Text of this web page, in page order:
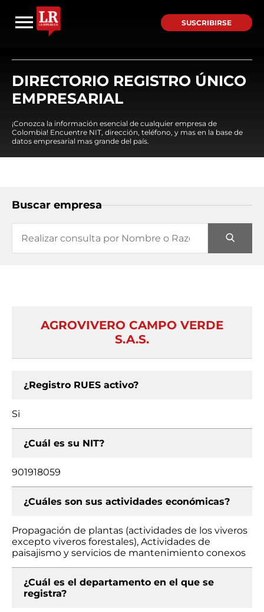
SUSCRIBIRSE
DIRECTORIO REGISTRO ÚNICO
EMPRESARIAL
¡Conozca la información esencial de cualquier empresa de
Colombia! Encuentre NIT, dirección, teléfono, y mas en la base de
datos empresarial mas grande del país.
Buscar empresa
AGROVIVERO CAMPO VERDE
S.A.S.
¿Registro RUES activo?
Si
¿Cuál es su NIT?
901918059
¿Cuáles son sus actividades económicas?
Propagación de plantas (actividades de los viveros
excepto viveros forestales), Actividades de
paisajismo y servicios de mantenimiento conexos
¿Cuál es el departamento en el que se
registra?